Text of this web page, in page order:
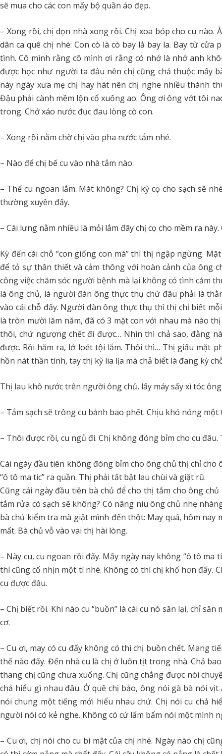
sẽ mua cho các con mấy bộ quần áo đẹp.
– Xong rồi, chị dọn nhà xong rồi. Chị xoa bóp cho cu nào.
dân ca quê chị nhé: Con cò là cò bay lả bay la. Bay từ
tình. Cô mình rằng cô mình ơi rằng có nhớ là nhớ anh
được học như người ta đâu nên chị cũng chả thuộc mấy
này ngày xưa mẹ chị hay hát nên chị nghe nhiều thành
Đậu phải cành mềm lộn cổ xuống ao. Ông ơi ông vớt tôi
trong. Chớ xáo nước đục đau lòng cò con.
– Xong rồi nằm chờ chị vào pha nước tắm nhé.
– Nào để chị bế cu vào nhà tắm nào.
– Thế cu ngoan lắm. Mát không? Chị kỳ cọ cho sạch sẽ
thường xuyên đấy.
– Cái lưng nằm nhiều là mỏi lắm đây chị cọ cho mềm ra
Kỳ đến cái chỗ “con giống con má” thì thị ngập ngừng.
để tỏ sự thân thiết và cảm thông với hoàn cảnh của ông
công việc chăm sóc người bệnh mà lại không có tình cảm
là ông chủ, là người đàn ông thực thụ chứ đâu phải là
vào cái chỗ đấy. Người đàn ông thực thụ thì thị chỉ biết
là tròn mười lăm năm, đã có 3 mặt con với nhau mà nào
thôi, chứ ngượng chết đi được… Nhìn thì chả sao, đằng
được. Rồi hăm ra, lở loét tội lắm. Thôi thì… Thị giấu mặt
hồn nát thần tính, tay thị kỳ lia lịa mà chả biết là đang kỳ
Thị lau khô nước trên người ông chủ, lấy máy sấy xì tóc
– Tắm sạch sẽ trông cu bảnh bao phết. Chịu khó nóng
– Thôi được rồi, cu ngủ đi. Chị không đóng bỉm cho cu
Cái ngày đầu tiên không đóng bỉm cho ông chủ thị chỉ
“ô tô ma tic” ra quần. Thị phải tất bật lau chùi và giặt rũ.
Cũng cái ngày đầu tiên bà chủ để cho thị tắm cho ông
tắm rửa có sạch sẽ không? Có nâng niu ông chủ nhẹ
bà chủ kiểm tra mà giật mình đến thột: May quá, hôm
mất. Bà chủ vỗ vào vai thị hài lòng.
– Này cu, cu ngoan rồi đấy. Mấy ngày nay không “ô tô ma
thì cũng cố nhịn một tí nhé. Không có thì chị khổ hơn đấy.
cu được đâu.
– Chị biết rồi. Khi nào cu “buồn” là cái cu nó săn lại, chỉ
cơ.
– Cu ơi, may có cu đấy không có thì chị buồn chết. Mang
thế nào đấy. Đến nhà cu là chị ở luôn tịt trong nhà. Chả
thang chị cũng chưa xuống. Chị cũng chẳng được nói
chả hiểu gì nhau đâu. Ở quê chị bảo, ông nói gà bà nói
nói chung một tiếng mới hiểu nhau chứ. Chị nói cu chả
người nói có kẻ nghe. Không có cứ lẩm bẩm nói một mình
– Cu ơi, chị nói cho cu bí mật của chị nhé. Ngày nào chị